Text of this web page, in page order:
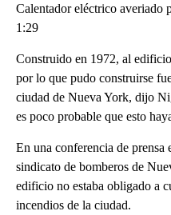
Calentador eléctrico averiado
1:29
Construido en 1972, al
por lo que pudo construirse
ciudad de Nueva York, dijo
es poco probable que esto
En una conferencia de prensa
sindicato de bomberos de
edificio no estaba obligado a
incendios de la ciudad.